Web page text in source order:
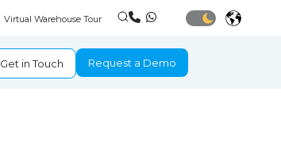
Virtual Warehouse Tour
Get in Touch Request a Demo